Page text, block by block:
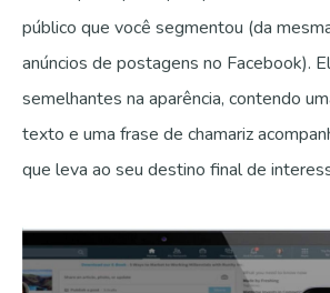
público que você segmentou (da
anúncios de postagens no Facebook).
semelhantes na aparência, contendo
texto e uma frase de chamariz
que leva ao seu destino final de